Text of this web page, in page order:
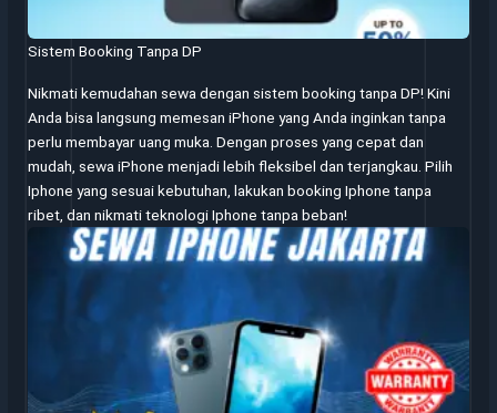
Sistem Booking Tanpa DP
Nikmati kemudahan sewa dengan sistem booking tanpa DP! Kini
Anda bisa langsung memesan iPhone yang Anda inginkan tanpa
perlu membayar uang muka. Dengan proses yang cepat dan
mudah, sewa iPhone menjadi lebih fleksibel dan terjangkau. Pilih
Iphone yang sesuai kebutuhan, lakukan booking Iphone tanpa
ribet, dan nikmati teknologi Iphone tanpa beban!